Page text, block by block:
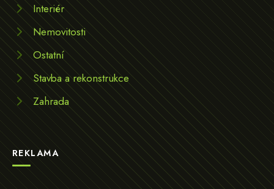
Interiér
Nemovitosti
Ostatní
Stavba a rekonstrukce
Zahrada
REKLAMA